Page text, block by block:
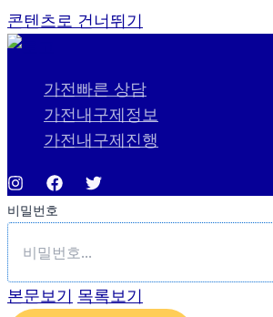
콘텐츠로 건너뛰기
가전빠른 상담
가전내구제정보
가전내구제진행
비밀번호
본문보기 목록보기